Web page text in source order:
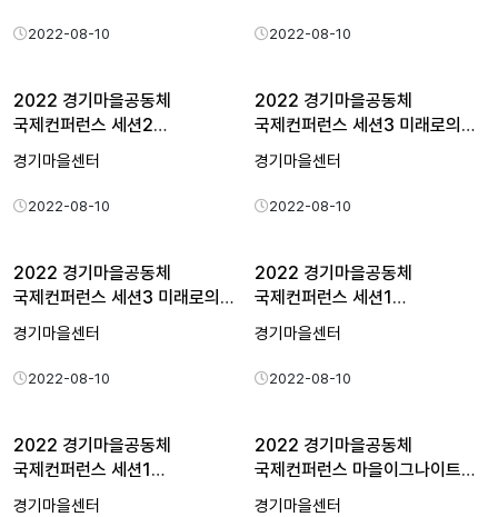
2022-08-10 2022-08-10
2022 경기마을공동체
국제컨퍼런스 세션2
'지속가능한…
경기마을센터
2022-08-10
2022 경기마을공동체
국제컨퍼런스 세션3 미래로의
전…
경기마을센터
2022-08-10
2022 경기마을공동체
국제컨퍼런스 세션3 미래로의
전…
경기마을센터
2022-08-10
2022 경기마을공동체
국제컨퍼런스 세션1
'지속가능한…
경기마을센터
2022-08-10
2022 경기마을공동체
국제컨퍼런스 세션1
'지속가능한…
경기마을센터
2022 경기마을공동체
국제컨퍼런스 마을이그나이트
'미…
경기마을센터